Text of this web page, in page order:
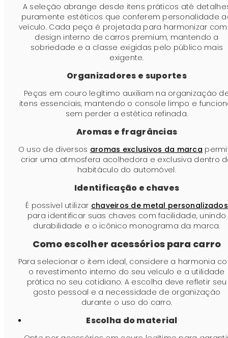
A seleção abrange desde itens práticos até
puramente estéticos que conferem personalidade
veículo. Cada peça é projetada para harmonizar
design interno de carros premium, mantendo a
sobriedade e a classe exigidas pelo público mais
exigente.
Organizadores e suportes
Peças em couro legítimo auxiliam na organização
itens essenciais, mantendo o console limpo e
sem perder a estética refinada.
Aromas e fragrâncias
O uso de diversos aromas exclusivos da marca
criar uma atmosfera acolhedora e exclusiva dentro
habitáculo do automóvel.
Identificação e chaves
É possível utilizar chaveiros de metal personalizados
para identificar suas chaves com facilidade, unindo
durabilidade e o icônico monograma da marca.
Como escolher acessórios para carro
Para selecionar o item ideal, considere a harmonia
o revestimento interno do seu veículo e a utilidade
prática no seu cotidiano. A escolha deve refletir seu
gosto pessoal e a necessidade de organização
durante o uso do carro.
Escolha do material